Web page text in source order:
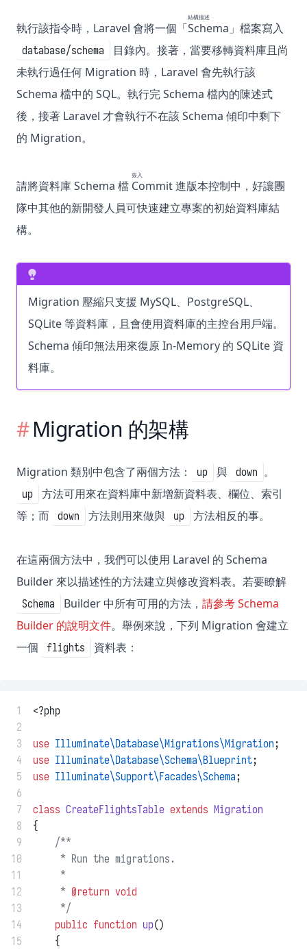
執行該指令時，Laravel 會將一個「Schema
結構描述
」檔案寫入
database/schema
目錄內。接著，當要移轉資料庫且尚
未執行過任何 Migration 時，Laravel 會先執行該
Schema 檔中的 SQL。執行完 Schema 檔內的陳述式
後，接著 Laravel 才會執行不在該 Schema 傾印中剩下
的 Migration。
請將資料庫 Schema 檔 Commit
簽入
進版本控制中，好讓團
隊中其他的新開發人員可快速建立專案的初始資料庫結
構。
Migration 壓縮只支援 MySQL、PostgreSQL、
SQLite 等資料庫，且會使用資料庫的主控台用戶端。
Schema 傾印無法用來復原 In-Memory 的 SQLite 資
料庫。
Migration 的架構
Migration 類別中包含了兩個方法： up 與 down 。
up
方法可用來在資料庫中新增新資料表、欄位、索引
等；而 down 方法則用來做與 up 方法相反的事。
在這兩個方法中，我們可以使用 Laravel 的 Schema
Builder 來以描述性的方法建立與修改資料表。若要瞭解
Schema Builder 中所有可用的方法， 請參考 Schema
Builder 的說明文件。舉例來說，下列 Migration 會建立
一個
flights 資料表：
1
<?php
2
3
use Illuminate\Database\Migrations\Migration;
4
use Illuminate\Database\Schema\Blueprint;
5
use Illuminate\Support\Facades\Schema;
6
7
class CreateFlightsTable extends Migration
8
{
9
/**
10
     * Run the migrations.
11
     *
12
     *
@return void
13
     */
14
public function up()
15
    {